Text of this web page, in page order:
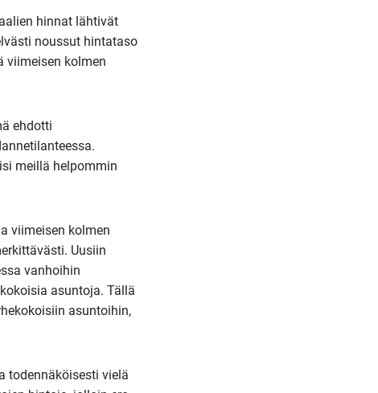
hinnat lähtivät
noussut hintataso
viimeisen kolmen
ehdotti
meillä helpommin
viimeisen kolmen
Uusiin
vanhoihin
asuntoja. Tällä
asuntoihin,
todennäköisesti vielä